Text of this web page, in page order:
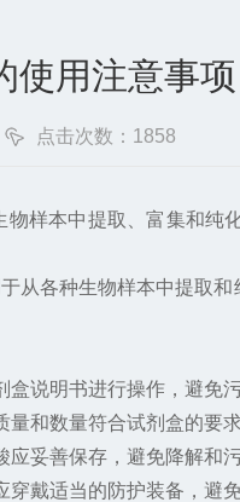
使用注意事项
点击次数：1858
物样本中提取、富集和纯
从各种生物样本中提取
说明书进行操作，避免
和数量符合试剂盒的要
妥善保存，避免降解和
戴适当的防护装备，避